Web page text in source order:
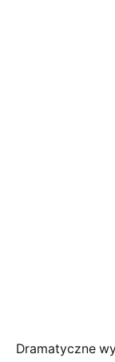
Dramatyczne